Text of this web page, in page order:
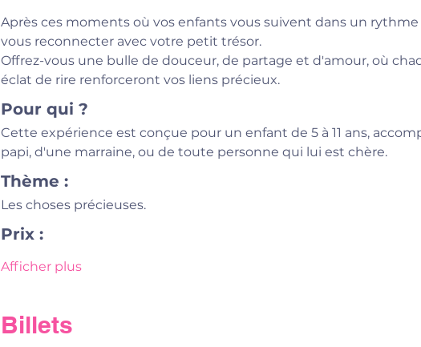
Après ces moments où vos enfants vous suivent dans un
vous reconnecter avec votre petit trésor.
Offrez-vous une bulle de douceur, de partage et d'amour, où
éclat de rire renforceront vos liens précieux.
Pour qui ?
Cette expérience est conçue pour un enfant de 5 à 11 ans,
papi, d'une marraine, ou de toute personne qui lui est chère.
Thème :
Les choses précieuses.
Prix :
Afficher plus
Billets